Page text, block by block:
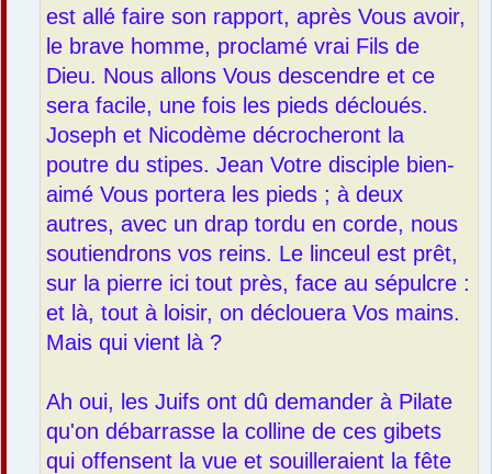
est allé faire son rapport, après Vous avoir,
le brave homme, proclamé vrai Fils de
Dieu. Nous allons Vous descendre et ce
sera facile, une fois les pieds décloués.
Joseph et Nicodème décrocheront la
poutre du stipes. Jean Votre disciple bien-
aimé Vous portera les pieds ; à deux
autres, avec un drap tordu en corde, nous
soutiendrons vos reins. Le linceul est prêt,
sur la pierre ici tout près, face au sépulcre :
et là, tout à loisir, on déclouera Vos mains.
Mais qui vient là ?
Ah oui, les Juifs ont dû demander à Pilate
qu'on débarrasse la colline de ces gibets
qui offensent la vue et souilleraient la fête